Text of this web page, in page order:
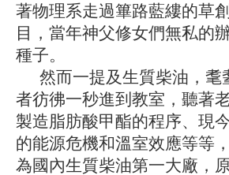
著物理系走過篳路藍縷的草
目，當年神父修女們無私的
種子。
然而一提及生質柴油，耄
者彷彿一秒進到教室，聽著
製造脂肪酸甲酯的程序、現
的能源危機和溫室效應等等
為國內生質柴油第一大廠，